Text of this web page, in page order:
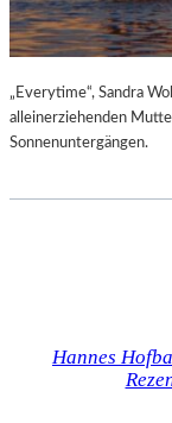
„Everytime“, Sandra
alleinerziehenden
Sonnenuntergängen.
Hannes